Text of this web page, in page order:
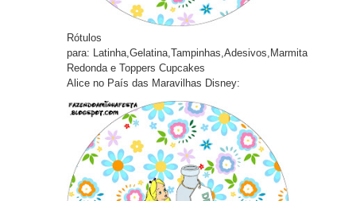
Rótulos
para:
Latinha,Gelatina,Tampinhas,Adesivos,Marmita
Redonda e Toppers Cupcakes
Alice no País das Maravilhas Disney: